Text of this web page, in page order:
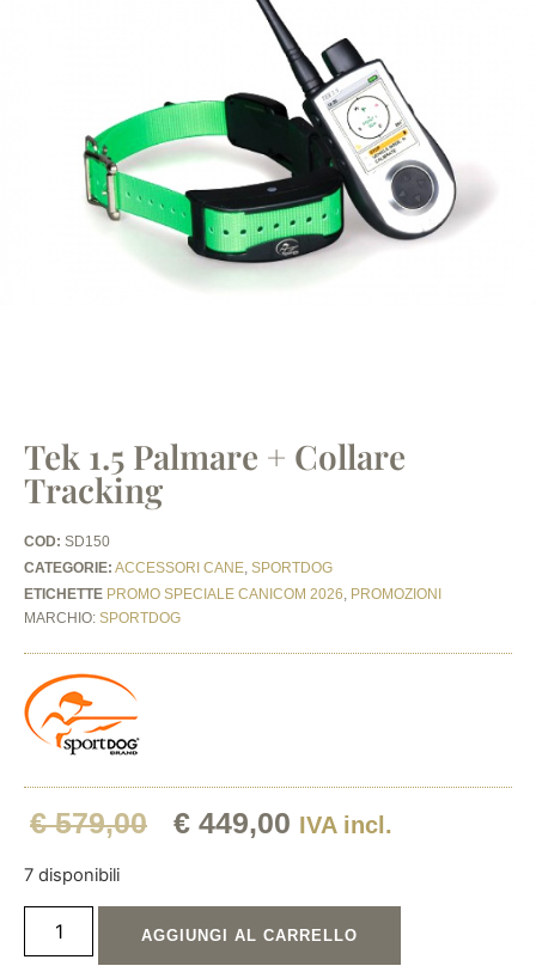
Tek 1.5 Palmare + Collare
Tracking
COD: SD150
CATEGORIE: ACCESSORI CANE, SPORTDOG
ETICHETTE PROMO SPECIALE CANICOM 2026, PROMOZIONI
MARCHIO: SPORTDOG
€579,00 € 449,00 IVA incl.
7 disponibili
AGGIUNGI AL CARRELLO